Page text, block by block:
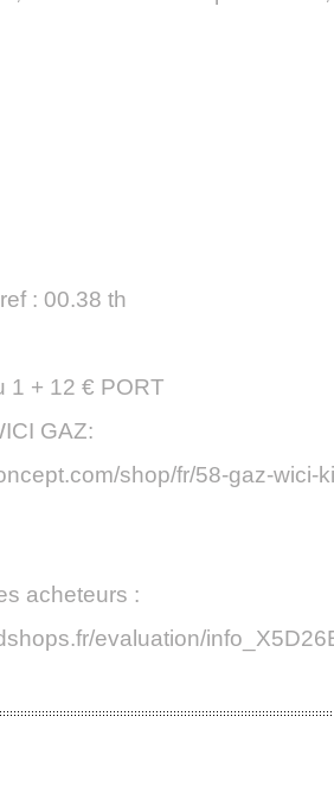
: 00.38 th
1 + 12 € PORT
GAZ:
shop/fr/58-gaz-wici-
acheteurs :
evaluation/